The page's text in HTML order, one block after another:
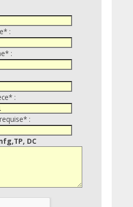
:
:
:
:
DC